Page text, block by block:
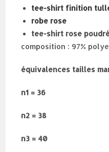
tee-shirt finition
robe rose
tee-shirt rose
composition : 97%
équivalences tailles
n1 = 36
n2 = 38
n3 = 40